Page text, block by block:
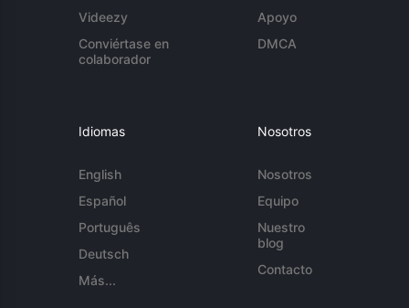
Videezy
Conviértase en
colaborador
Apoyo
DMCA
Idiomas
English
Español
Português
Deutsch
Más...
Nosotros
Nosotros
Equipo
Nuestro
blog
Contacto